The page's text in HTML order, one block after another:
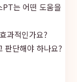
PT는 어떤 도움을
과적인가요?
판단해야 하나요?